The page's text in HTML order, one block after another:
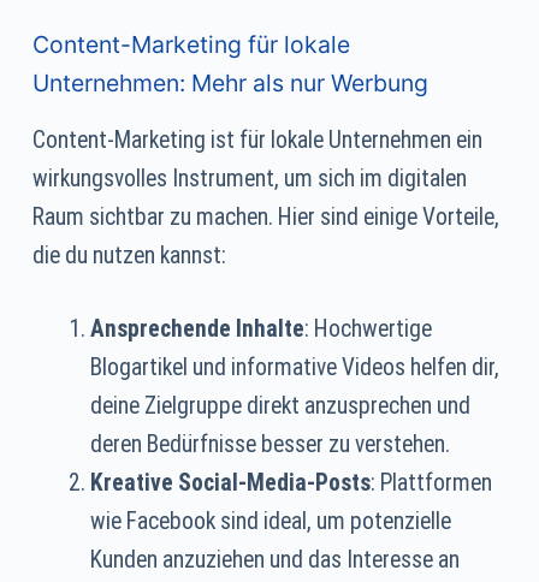
Content-Marketing für lokale
Unternehmen: Mehr als nur Werbung
Content-Marketing ist für lokale Unternehmen ein
wirkungsvolles Instrument, um sich im digitalen
Raum sichtbar zu machen. Hier sind einige Vorteile,
die du nutzen kannst:
Ansprechende Inhalte: Hochwertige
Blogartikel und informative Videos helfen dir,
deine Zielgruppe direkt anzusprechen und
deren Bedürfnisse besser zu verstehen.
Kreative Social-Media-Posts: Plattformen
wie Facebook sind ideal, um potenzielle
Kunden anzuziehen und das Interesse an